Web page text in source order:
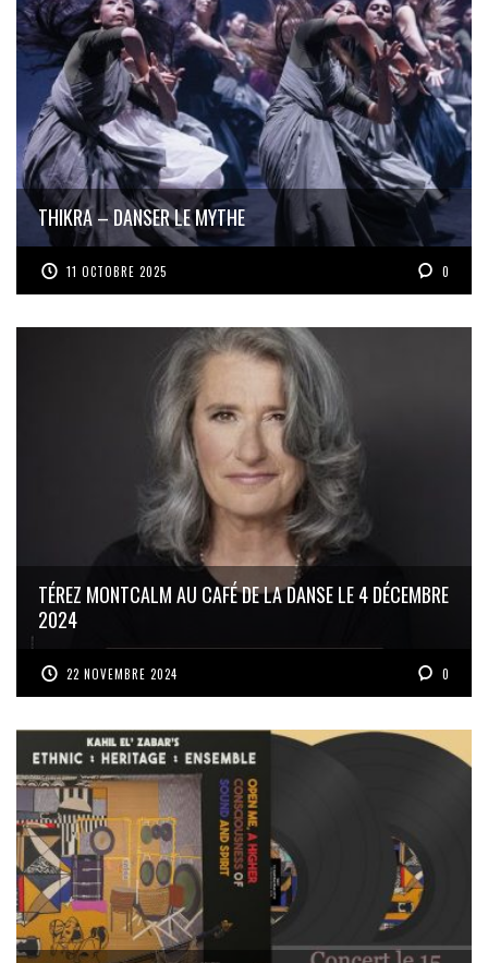
THIKRA – DANSER LE MYTHE
11 OCTOBRE 2025 0
TÉREZ MONTCALM AU CAFÉ DE LA DANSE LE 4 DÉCEMBRE
2024
22 NOVEMBRE 2024 0